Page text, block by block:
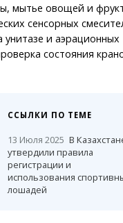
мытье овощей и
сенсорных
и аэрационных
состояния
ССЫЛКИ ПО ТЕМЕ
13 Июля 2025 В
утвердили правила
регистрации и
использования
лошадей